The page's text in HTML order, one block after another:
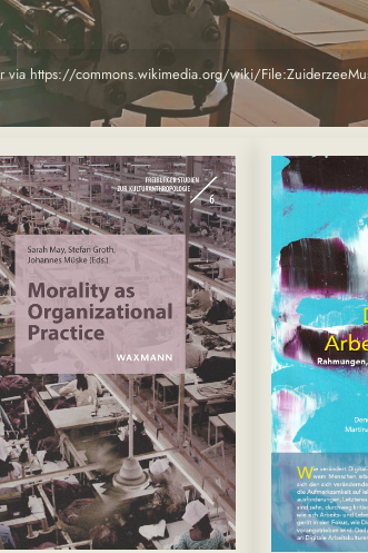
via https://commons.wikimedia.org/wiki/